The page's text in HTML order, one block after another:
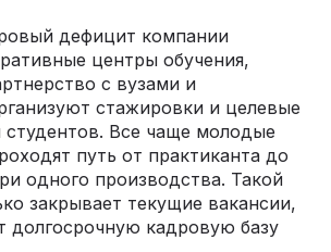
дефицит компании
центры обучения,
с вузами и
стажировки и целевые
Все чаще молодые
путь от практиканта до
одного производства. Такой
закрывает текущие вакансии,
долгосрочную кадровую базу